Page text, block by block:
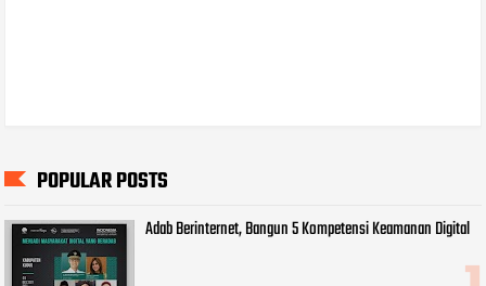
POPULAR POSTS
Adab Berinternet, Bangun 5 Kompetensi Keamanan Digital